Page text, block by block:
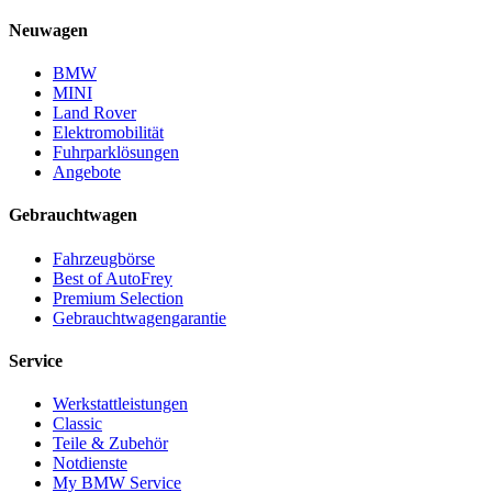
Neuwagen
BMW
MINI
Land Rover
Elektromobilität
Fuhrparklösungen
Angebote
Gebrauchtwagen
Fahrzeugbörse
Best of AutoFrey
Premium Selection
Gebrauchtwagengarantie
Service
Werkstattleistungen
Classic
Teile & Zubehör
Notdienste
My BMW Service